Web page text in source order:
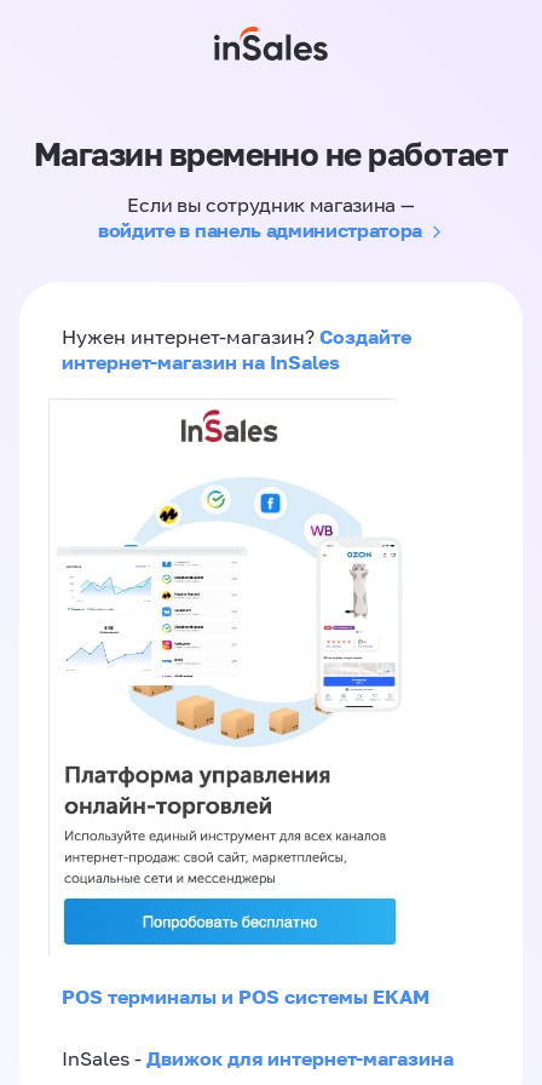
Магазин временно не работает
Если вы сотрудник магазина —
войдите в панель администратора
Нужен интернет-магазин? Создайте
интернет-магазин на InSales
POS терминалы и POS системы ЕКАМ
InSales - Движок для интернет-магазина